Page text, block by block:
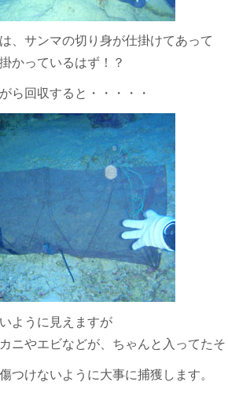
、サンマの切り身が仕掛けてあって
かっているはず！？
ら回収すると・・・・・
ように見えますが
ニやエビなどが、ちゃんと入ってた
つけないように大事に捕獲します。